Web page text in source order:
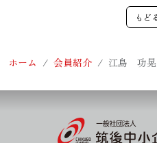
ホーム 会員紹介 江島 功晃